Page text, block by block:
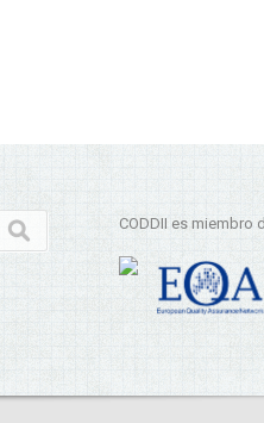
CODDII es miembro